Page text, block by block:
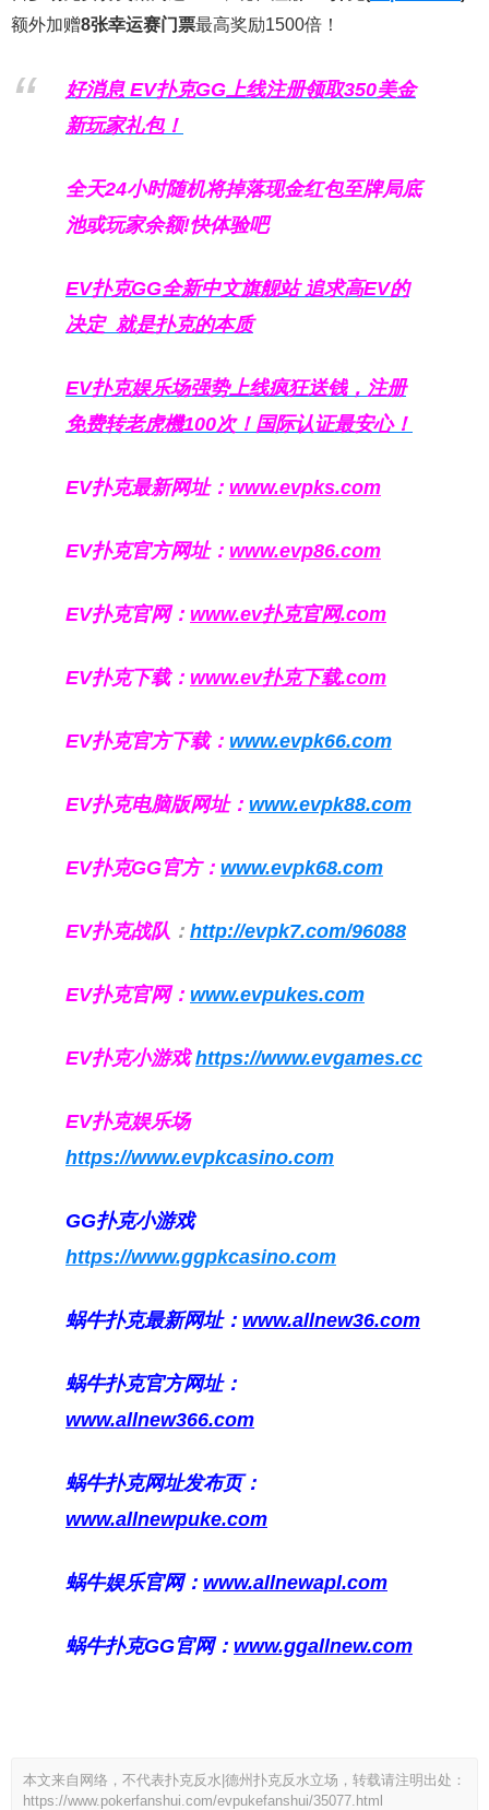
额外加赠8张幸运赛门票最高奖励1500倍！
好消息 EV扑克GG上线注册领取350美金
新玩家礼包！
全天24小时随机将掉落现金红包至牌局底
池或玩家余额!快体验吧
EV扑克GG全新中文旗舰站追求高EV的
决定 就是扑克的本质
EV扑克娱乐场强势上线疯狂送钱，注册
免费转老虎機100次！国际认证最安心！
EV扑克最新网址： www.evpks.com
EV扑克官方网址： www.evp86.com
EV扑克官网： www.ev扑克官网.com
EV扑克下载： www.ev扑克下载.com
EV扑克官方下载： www.evpk66.com
EV扑克电脑版网址： www.evpk88.com
EV扑克GG官方： www.evpk68.com
EV扑克战队 ： http://evpk7.com/96088
EV扑克官网： www.evpukes.com
EV扑克小游戏https://www.evgames.cc
EV扑克娱乐场
https://www.evpkcasino.com
GG扑克小游戏
https://www.ggpkcasino.com
蜗牛扑克最新网址： www.allnew36.com
蜗牛扑克官方网址：
www.allnew366.com
蜗牛扑克网址发布页：
www.allnewpuke.com
蜗牛娱乐官网： www.allnewapl.com
蜗牛扑克GG官网： www.ggallnew.com
本文来自网络，不代表扑克反水|德州扑克反水立场，转载请注明出处：
https://www.pokerfanshui.com/evpukefanshui/35077.html